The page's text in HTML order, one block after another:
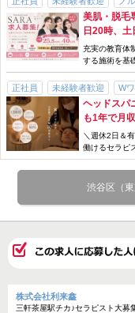
歩合・インセンティブあり
美肌・脱毛
日20時、
ぼなし★プ
行を楽しむ
充実の教育体
する施術を基
キルアップや
正社員 未経験者歓迎 W
社会保険完備
賞与・ボーナ
スタッフ割引・特典あり
制
完全週休二日制
土日休みOK
個人サロン
高収入
ヘッドスパ
も1年で月
組みと確か
サーも通う
＼週休2日＆
働けるセラピ
渋谷区（
株式会社利来鑫
三軒茶屋駅チカ♪セラピスト大募